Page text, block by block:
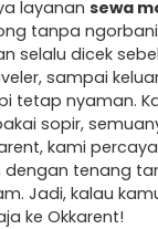
layanan sewa
tanpa
selalu dicek
sampai
tetap nyaman.
sopir,
kami
dengan tenang
Jadi, kalau
ke Okkarent!